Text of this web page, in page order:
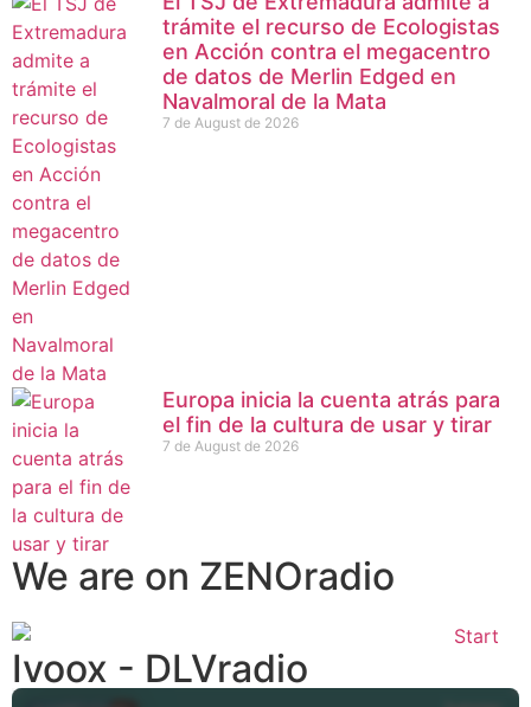
trámite el recurso de Ecologistas
en Acción contra el megacentro
de datos de Merlin Edged en
Navalmoral de la Mata
7 de August de 2026
Europa inicia la cuenta atrás para
el fin de la cultura de usar y tirar
7 de August de 2026
We are on ZENOradio
Ivoox - DLVradio